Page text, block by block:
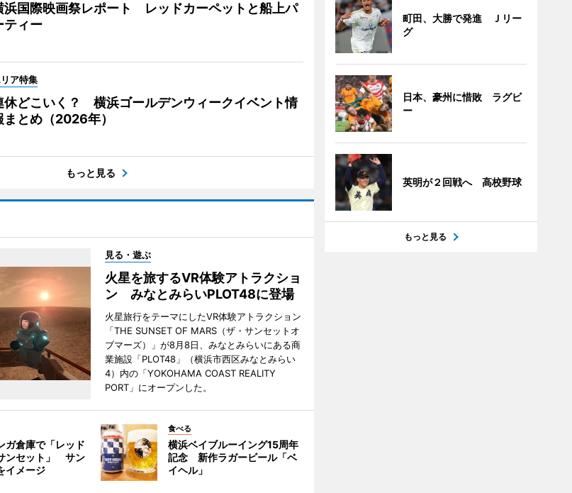
浜国際映画祭レポート レッドカーペットと船上パ
ティー
ア特集
休どこいく？ 横浜ゴールデンウィークイベント情
まとめ（2026年）
もっと見る
見る・遊ぶ
火星を旅するVR体験アトラクショ
ン みなとみらいPLOT48に登場
火星旅行をテーマにしたVR体験アトラクション
「THE SUNSET OF MARS（ザ・サンセットオ
ブマーズ）」が8月8日、みなとみらいにある商
業施設「PLOT48」（横浜市西区みなとみらい
4）内の「YOKOHAMA COAST REALITY
PORT」にオープンした。
ガ倉庫で「レッド
ンセット」 サン
イメージ
食べる
横浜ベイブルーイング15周年
記念 新作ラガービール「ベ
イヘル」
町田、大勝で発進 Ｊリー
グ
日本、豪州に惜敗 ラグビ
ー
英明が２回戦へ 高校野球
もっと見る